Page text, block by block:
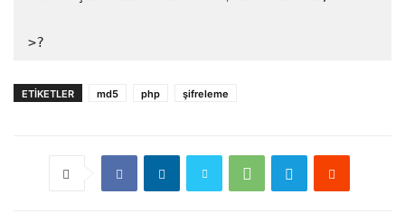
>?
ETIKETLER md5 php şifreleme